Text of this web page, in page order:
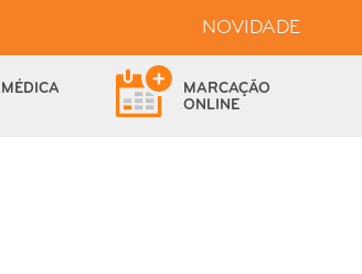
NOVIDADE
MARCAÇÃO
ONLINE